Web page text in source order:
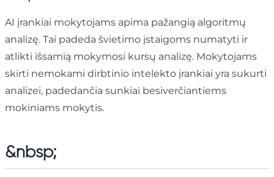
AI įrankiai mokytojams apima pažangią algoritmų
analizę. Tai padeda švietimo įstaigoms numatyti ir
atlikti išsamią mokymosi kursų analizę. Mokytojams
skirti nemokami dirbtinio intelekto įrankiai yra sukurti
analizei, padedančia sunkiai besiverčiantiems
mokiniams mokytis.
&nbsp;